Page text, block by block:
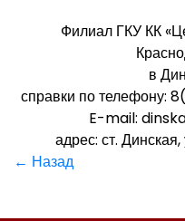
Филиал ГКУ КК
в
справки по телефону:
E-mail:
адрес: ст.
← Назад